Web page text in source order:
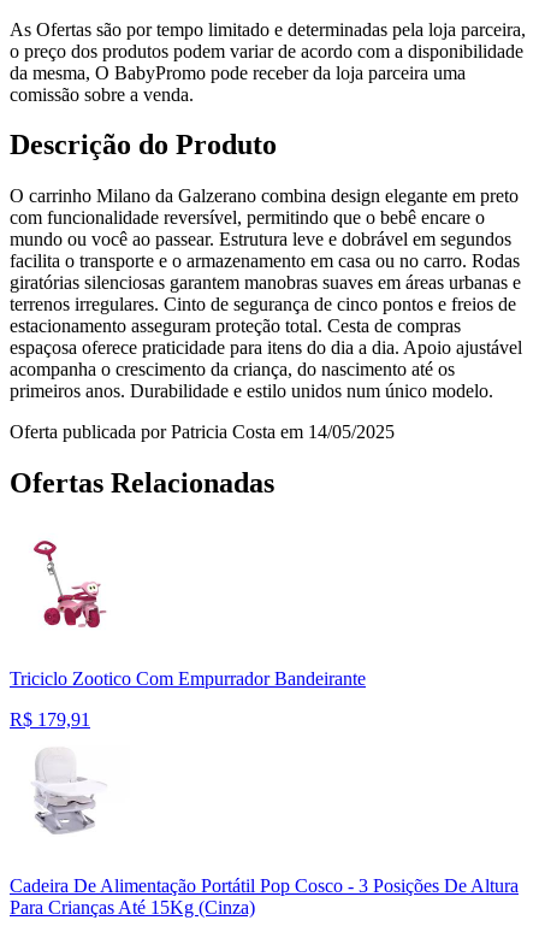
As Ofertas são por tempo limitado e determinadas pela loja parceira,
o preço dos produtos podem variar de acordo com a disponibilidade
da mesma, O BabyPromo pode receber da loja parceira uma
comissão sobre a venda.
Descrição do Produto
O carrinho Milano da Galzerano combina design elegante em preto
com funcionalidade reversível, permitindo que o bebê encare o
mundo ou você ao passear. Estrutura leve e dobrável em segundos
facilita o transporte e o armazenamento em casa ou no carro. Rodas
giratórias silenciosas garantem manobras suaves em áreas urbanas e
terrenos irregulares. Cinto de segurança de cinco pontos e freios de
estacionamento asseguram proteção total. Cesta de compras
espaçosa oferece praticidade para itens do dia a dia. Apoio ajustável
acompanha o crescimento da criança, do nascimento até os
primeiros anos. Durabilidade e estilo unidos num único modelo.
Oferta publicada por Patricia Costa em 14/05/2025
Ofertas Relacionadas
Triciclo Zootico Com Empurrador Bandeirante
R$ 179,91
Cadeira De Alimentação Portátil Pop Cosco - 3 Posições De Altura
Para Crianças Até 15Kg (Cinza)